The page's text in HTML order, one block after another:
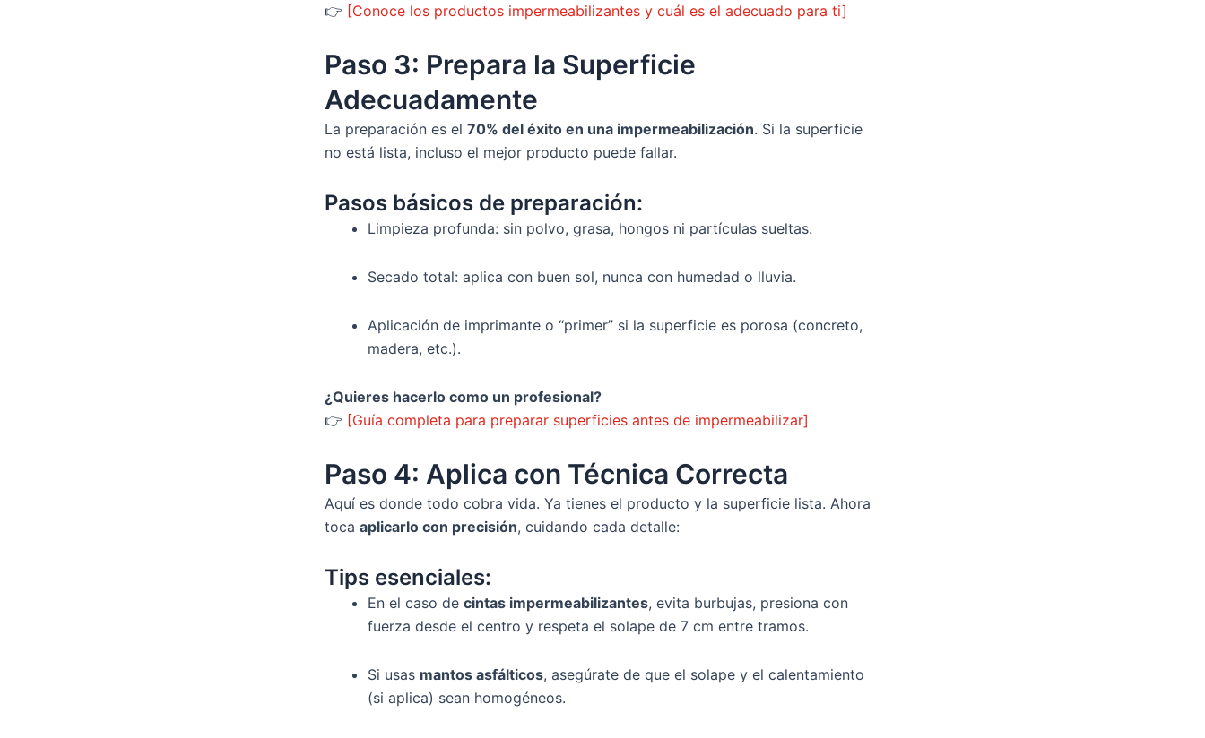
👉 [Conoce los productos impermeabilizantes y cuál es el adecuado para ti]
Paso 3: Prepara la Superficie
Adecuadamente
La preparación es el 70% del éxito en una impermeabilización. Si la superficie
no está lista, incluso el mejor producto puede fallar.
Pasos básicos de preparación:
Limpieza profunda: sin polvo, grasa, hongos ni partículas sueltas.
Secado total: aplica con buen sol, nunca con humedad o lluvia.
Aplicación de imprimante o “primer” si la superficie es porosa (concreto,
madera, etc.).
¿Quieres hacerlo como un profesional?
👉 [Guía completa para preparar superficies antes de impermeabilizar]
Paso 4: Aplica con Técnica Correcta
Aquí es donde todo cobra vida. Ya tienes el producto y la superficie lista. Ahora
toca aplicarlo con precisión, cuidando cada detalle:
Tips esenciales:
En el caso de cintas impermeabilizantes, evita burbujas, presiona con
fuerza desde el centro y respeta el solape de 7 cm entre tramos.
Si usas mantos asfálticos, asegúrate de que el solape y el calentamiento
(si aplica) sean homogéneos.